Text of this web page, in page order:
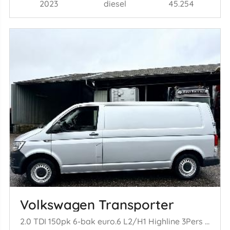
2023 diesel 45.254
Volkswagen Transporter
2.0 TDI 150pk 6-bak euro.6 L2/H1 Highline 3Pers - nap - 1e eig - navi - airco - cruise - carplay - pdc - trekh